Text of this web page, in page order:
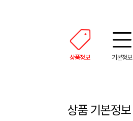
상품정보 기본정보
상품 기본정보